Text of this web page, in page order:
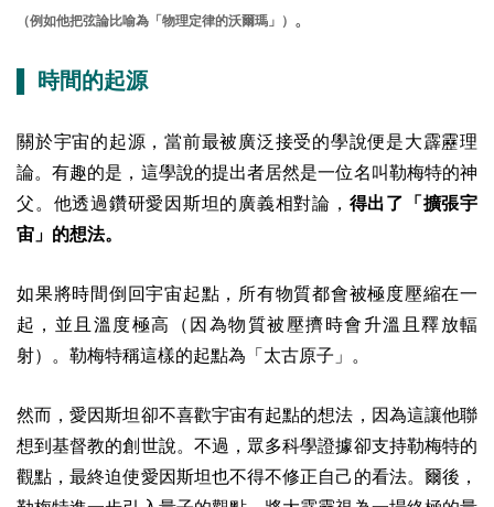
（例如他把弦論比喻為「物理定律的沃爾瑪」） 。
▌ 時間的起源
關於宇宙的起源，當前最被廣泛接受的學說便是大霹靂理
論。有趣的是，這學說的提出者居然是一位名叫勒梅特的神
父。他透過鑽研愛因斯坦的廣義相對論， 得出了「擴張宇
宙」的想法。
如果將時間倒回宇宙起點，所有物質都會被極度壓縮在一
起，並且溫度極高（因為物質被壓擠時會升溫且釋放輻
射）。勒梅特稱這樣的起點為「太古原子」。
然而，愛因斯坦卻不喜歡宇宙有起點的想法，因為這讓他聯
想到基督教的創世說。不過，眾多科學證據卻支持勒梅特的
觀點，最終迫使愛因斯坦也不得不修正自己的看法。爾後，